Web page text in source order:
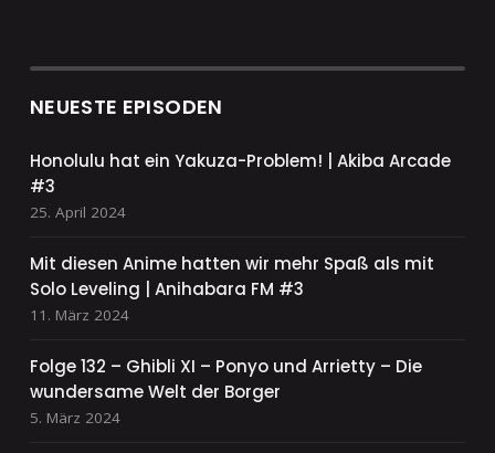
NEUESTE EPISODEN
Honolulu hat ein Yakuza-Problem! | Akiba Arcade
#3
25. April 2024
Mit diesen Anime hatten wir mehr Spaß als mit
Solo Leveling | Anihabara FM #3
11. März 2024
Folge 132 – Ghibli XI – Ponyo und Arrietty – Die
wundersame Welt der Borger
5. März 2024